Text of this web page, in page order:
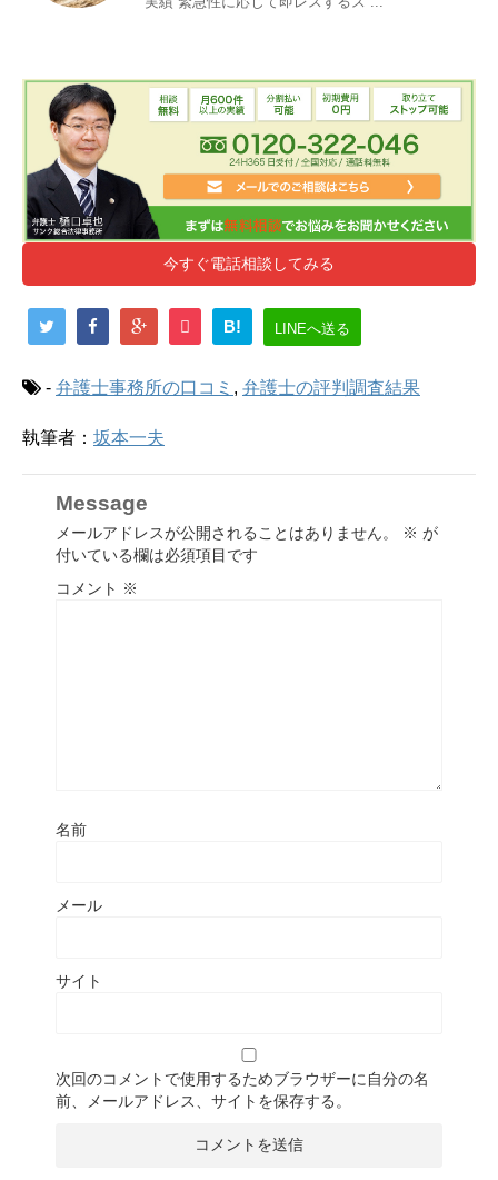
今すぐ電話相談してみる
B! LINEへ送る
- 弁護士事務所の口コミ , 弁護士の評判調査結果
執筆者： 坂本一夫
Message
メールアドレスが公開されることはありません。 ※ が
付いている欄は必須項目です
コメント ※
名前
メール
サイト
次回のコメントで使用するためブラウザーに自分の名
前、メールアドレス、サイトを保存する。